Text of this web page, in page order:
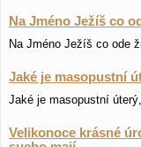
Na Jméno Ježíš co
Na Jméno Ježíš co ode
Jaké je masopustní
Jaké je masopustní
Velikonoce krásné